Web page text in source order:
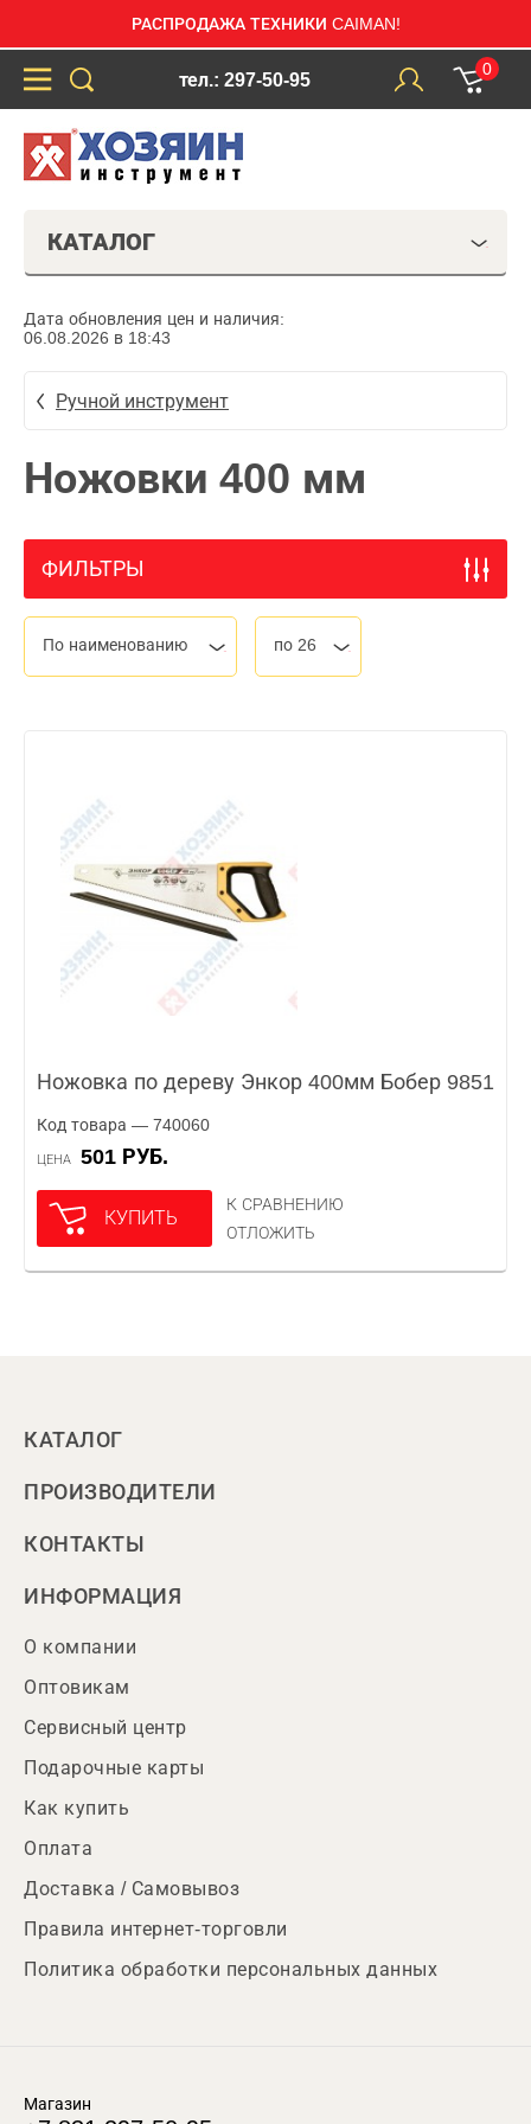
РАСПРОДАЖА ТЕХНИКИ CAIMAN!
тел.: 297-50-95
0
КАТАЛОГ
Дата обновления цен и наличия:
06.08.2026 в 18:43
Ручной инструмент
Ножовки 400 мм
ФИЛЬТРЫ
По наименованию по 26
Ножовка по дереву Энкор 400мм Бобер 9851
Код товара — 740060
ЦЕНА 501 РУБ.
КУПИТЬ
К СРАВНЕНИЮ
ОТЛОЖИТЬ
КАТАЛОГ
ПРОИЗВОДИТЕЛИ
КОНТАКТЫ
ИНФОРМАЦИЯ
О компании
Оптовикам
Сервисный центр
Подарочные карты
Как купить
Оплата
Доставка / Самовывоз
Правила интернет-торговли
Политика обработки персональных данных
Магазин